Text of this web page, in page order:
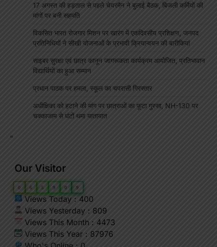
17 अगस्त की हड़ताल से पहले चेयरमैन ने बुलाई बैठक, बिजली कर्मियों की
मांगों पर बनी सहमति
विकसित भारत रोजगार मिशन पर खारंग में एकदिवसीय प्रशिक्षण, जनपद
प्रतिनिधियों ने सीखी योजनाओं के प्रभावी क्रियान्वयन की बारीकियां
साइबर सुरक्षा एवं छात्र कानून जागरूकता कार्यक्रम आयोजित, प्रतिभावान
विद्यार्थियों का हुआ सम्मान
प्रधान पाठक पर हमला, स्कूल का चपरासी गिरफ्तार
अधीक्षिका को हटाने की मांग पर छात्राओं का फूटा गुस्सा, NH-130 पर
चक्काजाम से घंटों थमा यातायात
"
Our Visitor
0 6 5 9 0 9
Views Today : 400
Views Yesterday : 809
Views This Month : 4473
Views This Year : 87976